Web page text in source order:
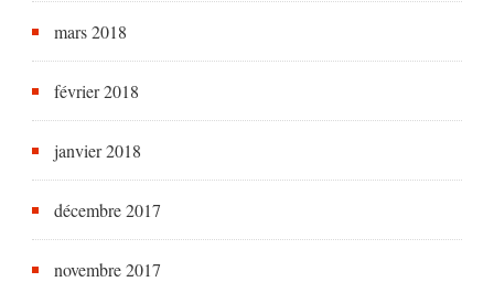
mars 2018
février 2018
janvier 2018
décembre 2017
novembre 2017